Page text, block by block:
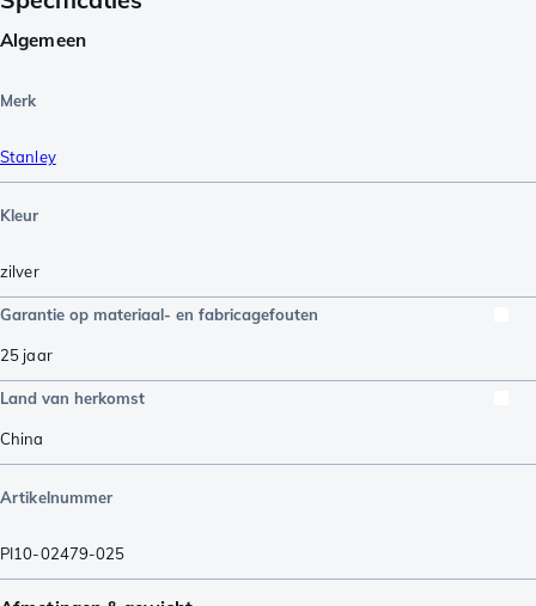
Algemeen
Merk
Stanley
Kleur
zilver
Garantie op materiaal- en fabricagefouten
25 jaar
Land van herkomst
China
Artikelnummer
PI10-02479-025